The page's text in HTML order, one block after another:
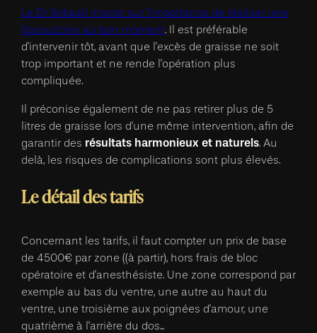
Le Dr Sebaali insiste sur l'importance de réaliser une
liposuccion au bon moment. Il est préférable
d'intervenir tôt, avant que l'excès de graisse ne soit
trop important et ne rende l'opération plus
compliquée.
Il préconise également de ne pas retirer plus de 5
litres de graisse lors d'une même intervention, afin de
garantir des résultats harmonieux et naturels. Au
delà, les risques de complications sont plus élevés.
Le détail des tarifs
Concernant les tarifs, il faut compter un prix de base
de 4500€ par zone ((à partir), hors frais de bloc
opératoire et d'anesthésiste. Une zone correspond par
exemple au bas du ventre, une autre au haut du
ventre, une troisième aux poignées d'amour, une
quatrième à l'arrière du dos...